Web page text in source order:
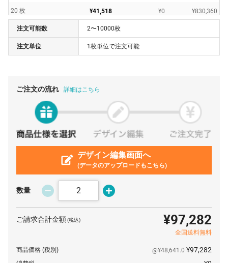
20 枚 ¥41,518 ¥0 ¥830,360
30 枚 ¥41,279
40 枚 ¥41,162
¥2,867,550
¥40,928 ¥3,274,240
90 枚 ¥40,896 ¥3,680,640
¥40,865
300 枚 ¥40,684
400 枚 ¥40,665 ¥0 ¥16,266,000
500 枚 ¥0 ¥20,326,000
700 枚 ¥28,444,500
注文可能数 2〜10000枚
注文単位 1枚単位で注文可能
ご注文の流れ 詳細はこちら
デザイン編集画面へ
(データのアップロードもこちら)
数量
ご請求合計金額(税込) ¥97,282
全国送料無料
商品価格 (税別) @¥48,641.0 ¥97,282